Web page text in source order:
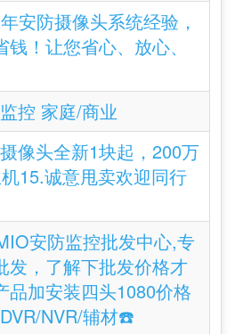
安防摄像头系统经验，
！让您省心、放心、
控 家庭/商业
像头全新1块起，200万
15.诚意甩卖欢迎同行
安防监控批发中心,专
发，了解下批发价格才
品加安装四头1080价格
NVR/辅材☎️